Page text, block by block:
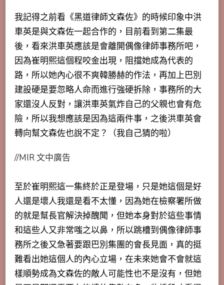
我記得之前看《黑道律師文森佐》的時候印象中洪
車英是與文森佐一起合作的，目前看到第二集最
後，看來洪車英應該是會離開偶像律師事務所吧，
因為崔明熙這個程咬金出現，阻擋她成為代表的
路，所以她內心很不爽韓勝赫的作法，再加上巴別
建設硬是要忽略人命而進行強硬拆除，事務所的大
家還沒人反對，讓洪車英氣炸自己的父親也會有危
險，所以我想應該是因為這兩件事，之後洪車英會
轉向幫文森佐也說不定？（我自己猜的啦）
//MIR 文中廣告
至於崔明熙這一集終於正是登場，只是她這個是好
人還是壞人我還是看不太懂，因為她在檢察署所做
的就是幫長官解決掉醜聞，但她本身對於這些事情
和這些人又非常嗤之以鼻，所以跳槽到偶像律師事
務所之後又急著要跟巴別集團的會長見面，真的挺
難看出她這個人的內心立場，在未來她會不會就這
樣順勢成為文森佐的敵人可能性也不是沒有，但她